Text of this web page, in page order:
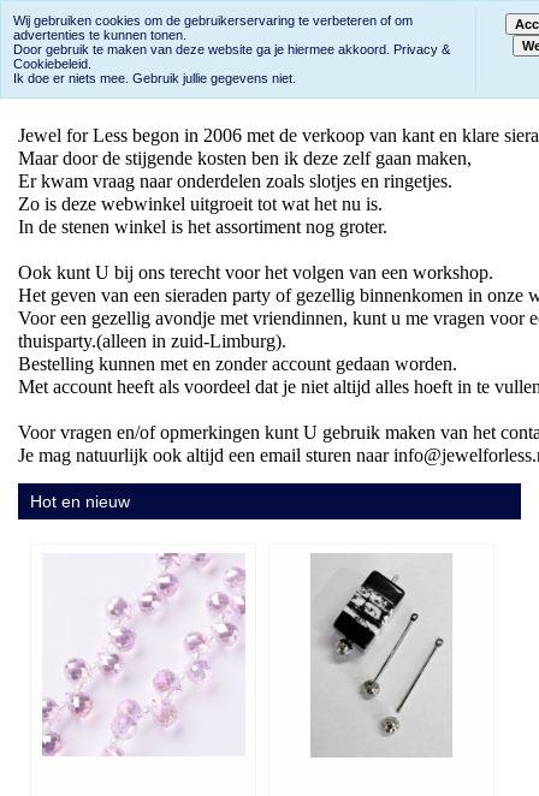
Jewel for Less begon in 2006 met de verkoop van kant en klare
Maar door de stijgende kosten ben ik deze zelf gaan maken,
Er kwam vraag naar onderdelen zoals slotjes en ringetjes.
Zo is deze webwinkel uitgroeit tot wat het nu is.
In de stenen winkel is het assortiment nog groter.
Ook kunt U bij ons terecht voor het volgen van een workshop.
Het geven van een sieraden party of gezellig binnenkomen in onze
Voor een gezellig avondje met vriendinnen, kunt u me vragen voor
thuisparty.(alleen in zuid-Limburg).
Bestelling kunnen met en zonder account gedaan worden.
Met account heeft als voordeel dat je niet altijd alles hoeft in te
Voor vragen en/of opmerkingen kunt U gebruik maken van het
Je mag natuurlijk ook altijd een email sturen naar
Hot en nieuw
Wij gebruiken cookies om de gebruikerservaring te verbeteren of om
advertenties te kunnen tonen.
Door gebruik te maken van deze website ga je hiermee akkoord. Privacy &
Cookiebeleid.
Ik doe er niets mee. Gebruik jullie gegevens niet.